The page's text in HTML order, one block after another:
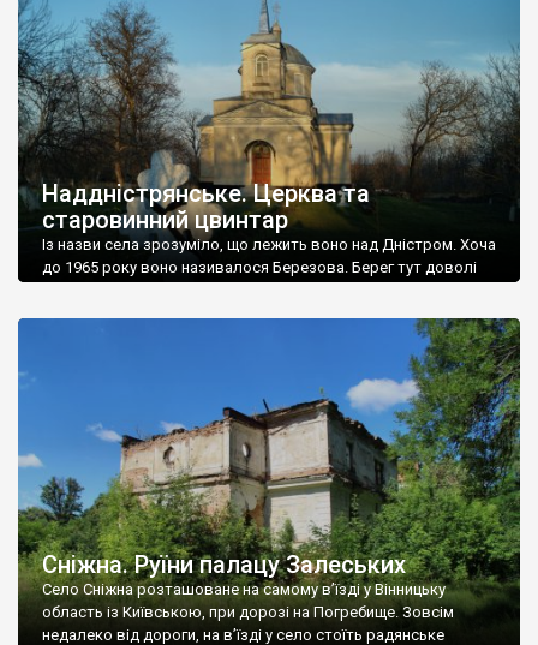
мовою. За всіма традиційними ознаками – цвинтар
український. Хрести датуються 19 століттям. У 1924-1940
роках Болган […]
Наддністрянське. Церква та
старовинний цвинтар
Із назви села зрозуміло, що лежить воно над Дністром. Хоча
до 1965 року воно називалося Березова. Берег тут доволі
Наддністрянське відрізняється від більшості навколишніх
сіл. У селі є мурована Михайлівська церква. Точної дати […]
Сніжна. Руїни палацу Залеських
Село Сніжна розташоване на самому в’їзді у Вінницьку
область із Київською, при дорозі на Погребище. Зовсім
недалеко від дороги, на в’їзді у село стоїть радянське